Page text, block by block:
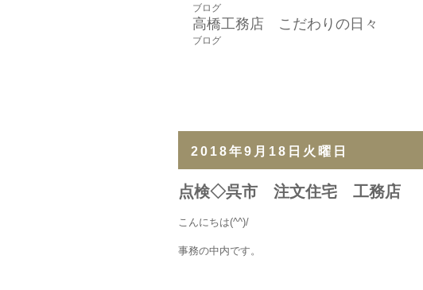
ブログ
高橋工務店 こだわりの日々
ブログ
2018年9月18日火曜日
点検◇呉市 注文住宅 工務店
こんにちは(^^)/
事務の中内です。